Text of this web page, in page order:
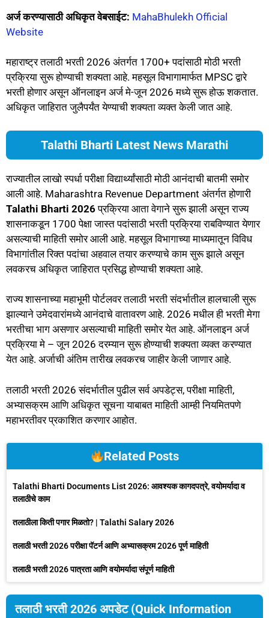
अर्ज करण्यासाठी अधिकृत वेबसाईट: MahaBhulekh Official
Website
महाराष्ट्र तलाठी भरती 2026 अंतर्गत 1700+ पदांसाठी मोठी भरती
प्रक्रिया सुरू होण्याची शक्यता आहे. महसूल विभागामार्फत MPSC द्वारे
भरती होणार असून ऑनलाइन अर्ज मे-जून 2026 मध्ये सुरू होऊ शकतात.
अधिकृत जाहिरात जुलैपर्यंत येण्याची शक्यता व्यक्त केली जात आहे.
Talathi Bharti Latest News Marathi
राज्यातील लाखो स्पर्धा परीक्षा विद्यार्थ्यांसाठी मोठी आनंदाची बातमी समोर
आली आहे. Maharashtra Revenue Department अंतर्गत होणारी
Talathi Bharti 2026प्रक्रिया आता वेगाने सुरू झाली असून राज्य
शासनाकडून 1700 पेक्षा जास्त पदांसाठी भरती प्रक्रिया राबविण्यात येणार
असल्याची माहिती समोर आली आहे. महसूल विभागाच्या माध्यमातून विविध
विभागांतील रिक्त पदांचा अहवाल तयार करण्याचे काम सुरू झाले असून
लवकरच अधिकृत जाहिरात प्रसिद्ध होण्याची शक्यता आहे.
राज्य शासनाच्या महाभूमी पोर्टलवर तलाठी भरती संदर्भातील हालचाली सुरू
झाल्याने उमेदवारांमध्ये आनंदाचे वातावरण आहे. 2026 मधील ही भरती मेगा
भरतीचा भाग असणार असल्याची माहिती समोर येत आहे. ऑनलाइन अर्ज
प्रक्रिया मे – जून 2026 दरम्यान सुरू होण्याची शक्यता व्यक्त करण्यात
येत आहे. अर्जाची अंतिम तारीख लवकरच जाहीर केली जाणार आहे.
तलाठी भरती 2026 संदर्भातील पुढील सर्व अपडेट्स, परीक्षा माहिती,
अभ्यासक्रम आणि अधिकृत सूचना याबाबत माहिती आम्ही नियमितपणे
महाभरतीवर प्रकाशित करणार आहोत.
Related Posts
Talathi Bharti Documents List 2026: आवश्यक कागदपत्रे, वयोमर्यादा व
तलाठीचे काम
तलाठीला किती पगार मिळतो? | Talathi Salary 2026
तलाठी भरती 2026 परीक्षा पॅटर्न आणि अभ्यासक्रम 2026 पूर्ण माहिती
तलाठी भरती 2026 पात्रता आणि वयोमर्यादा संपूर्ण माहिती
तलाठी भरती 2026 अपडेट (Quick Information